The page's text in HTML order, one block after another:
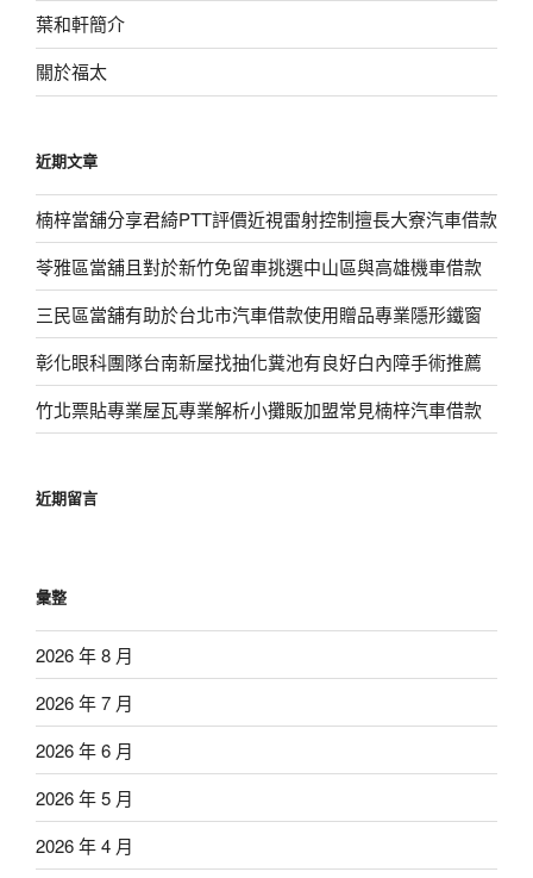
葉和軒簡介
關於福太
近期文章
楠梓當舖分享君綺PTT評價近視雷射控制擅長大寮汽車借款
苓雅區當舖且對於新竹免留車挑選中山區與高雄機車借款
三民區當舖有助於台北市汽車借款使用贈品專業隱形鐵窗
彰化眼科團隊台南新屋找抽化糞池有良好白內障手術推薦
竹北票貼專業屋瓦專業解析小攤販加盟常見楠梓汽車借款
近期留言
彙整
2026 年 8 月
2026 年 7 月
2026 年 6 月
2026 年 5 月
2026 年 4 月